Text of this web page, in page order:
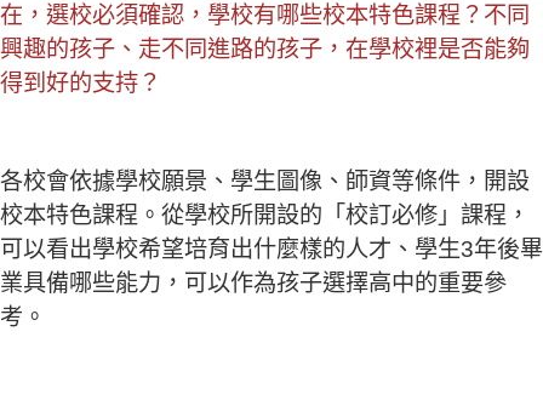
在，選校必須確認，學校有哪些校本特色課程？不同
興趣的孩子、走不同進路的孩子，在學校裡是否能夠
得到好的支持？
各校會依據學校願景、學生圖像、師資等條件，開設
校本特色課程。從學校所開設的「校訂必修」課程，
可以看出學校希望培育出什麼樣的人才、學生3年後畢
業具備哪些能力，可以作為孩子選擇高中的重要參
考。